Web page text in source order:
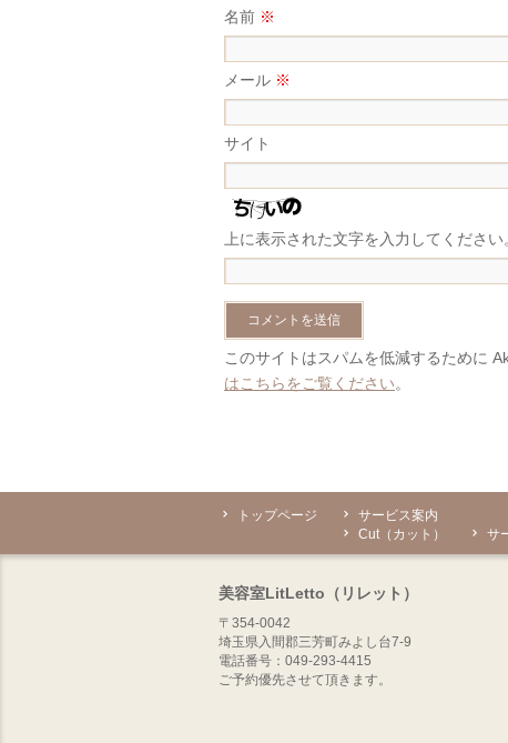
名前 ※
メール ※
サイト
上に表示された文字を入力してください
このサイトはスパムを低減するために
はこちらをご覧ください。
トップページ
サービス案内
Cut（カット）
サ
美容室LitLetto（リレット）
〒354-0042
埼玉県入間郡三芳町みよし台7-9
電話番号：049-293-4415
ご予約優先させて頂きます。